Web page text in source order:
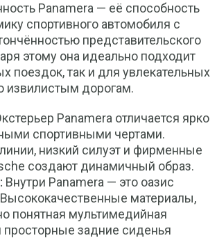
Panamera — её способность
спортивного автомобиля с
представительского
этому она идеально подходит
поездок, так и для увлекательных
извилистым дорогам.
Panamera отличается ярко
спортивными чертами.
низкий силуэт и фирменные
создают динамичный образ.
Внутри Panamera — это оазис
материалы,
понятная мультимедийная
просторные задние сиденья